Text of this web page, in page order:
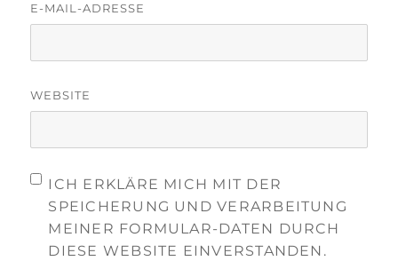
E-MAIL-ADRESSE
WEBSITE
ICH ERKLÄRE MICH MIT DER
SPEICHERUNG UND VERARBEITUNG
MEINER FORMULAR-DATEN DURCH
DIESE WEBSITE EINVERSTANDEN.